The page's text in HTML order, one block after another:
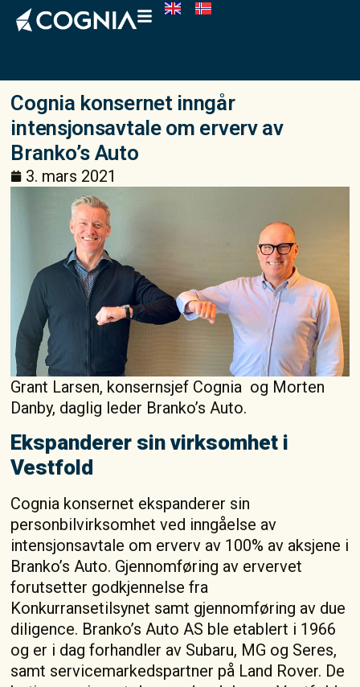
Cognia konsernet inngår
intensjonsavtale om erverv av
Branko’s Auto
3. mars 2021
Grant Larsen, konsernsjef Cognia og Morten
Danby, daglig leder Branko’s Auto.
Ekspanderer sin virksomhet i
Vestfold
Cognia konsernet ekspanderer sin
personbilvirksomhet ved inngåelse av
intensjonsavtale om erverv av 100% av aksjene i
Branko’s Auto. Gjennomføring av ervervet
forutsetter godkjennelse fra
Konkurransetilsynet samt gjennomføring av due
diligence. Branko’s Auto AS ble etablert i 1966
og er i dag forhandler av Subaru, MG og Seres,
samt servicemarkedspartner på Land Rover. De